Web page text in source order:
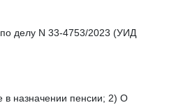
делу N 33-4753/2023 (УИД
в назначении пенсии; 2) О